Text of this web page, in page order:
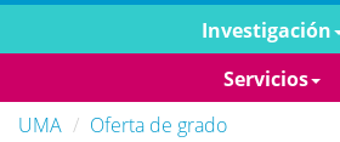
Investigación
Servicios
UMA
Oferta de grado